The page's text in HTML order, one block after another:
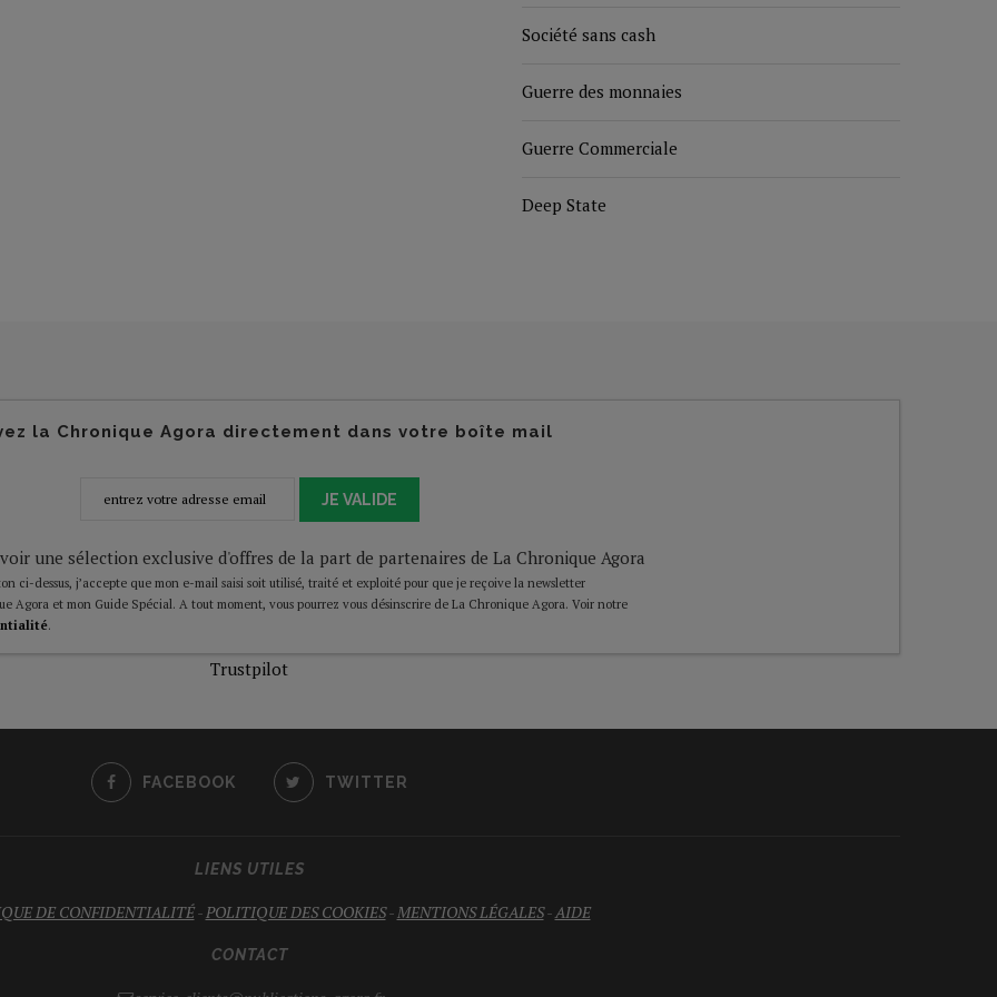
Société sans cash
Guerre des monnaies
Guerre Commerciale
Deep State
la Chronique Agora directement dans votre boîte mail
JE VALIDE
une sélection exclusive d'offres de la part de partenaires de La Chronique Agora
ci-dessus, j’accepte que mon e-mail saisi soit utilisé, traité et exploité pour que je reçoive la newsletter
Agora et mon Guide Spécial. A tout moment, vous pourrez vous désinscrire de La Chronique Agora. Voir notre
.
Trustpilot
FACEBOOK TWITTER
LIENS UTILES
DE CONFIDENTIALITÉ-POLITIQUE DES COOKIES-MENTIONS LÉGALES-AIDE
CONTACT